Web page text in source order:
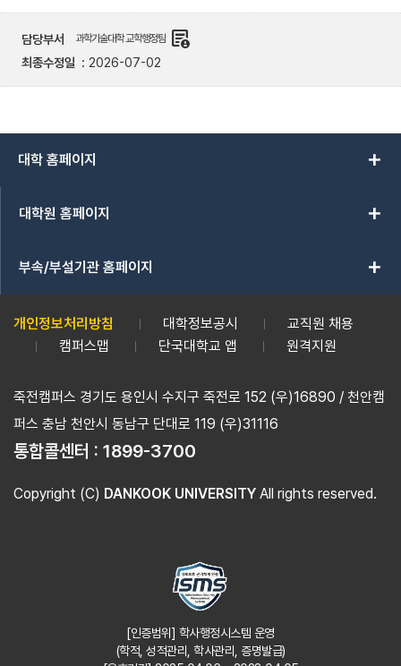
담당부서 과학기술대학 교학행정팀 demography
최종수정일 2026-07-02
대학 홈페이지 add
대학원 홈페이지 add
부속/부설기관 홈페이지 add
개인정보처리방침 대학정보공시
교직원 채용
캠퍼스맵
단국대학교 앱 원격지원
죽전캠퍼스 경기도 용인시 수지구 죽전로 152 (우)16890 / 천안캠
퍼스 충남 천안시 동남구 단대로 119 (우)31116
통합콜센터 : 1899-3700
Copyright (C) DANKOOK UNIVERSITY All rights reserved.
[인증범위] 학사행정시스템 운영
(학적, 성적관리, 학사관리, 증명발급)